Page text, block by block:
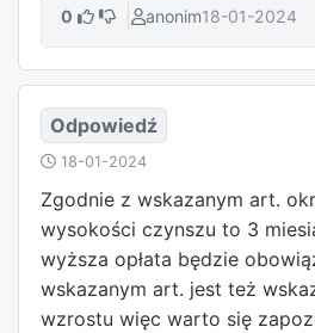
0 anonim18-01-2024
Odpowiedź
18-01-2024
Zgodnie z wskazanym art.
wysokości czynszu to 3
wyższa opłata będzie
wskazanym art. jest też
wzrostu więc warto się